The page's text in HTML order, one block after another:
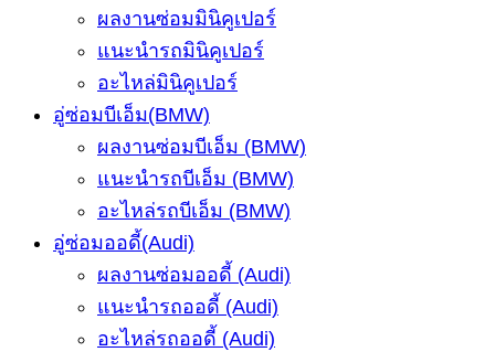
ผลงานซ่อมมินิคูเปอร์
แนะนำรถมินิคูเปอร์
อะไหล่มินิคูเปอร์
อู่ซ่อมบีเอ็ม(BMW)
ผลงานซ่อมบีเอ็ม (BMW)
แนะนำรถบีเอ็ม (BMW)
อะไหล่รถบีเอ็ม (BMW)
อู่ซ่อมออดี้(Audi)
ผลงานซ่อมออดี้ (Audi)
แนะนำรถออดี้ (Audi)
อะไหล่รถออดี้ (Audi)